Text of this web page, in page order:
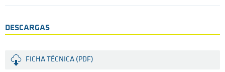
DESCARGAS
FICHA TÉCNICA (PDF)